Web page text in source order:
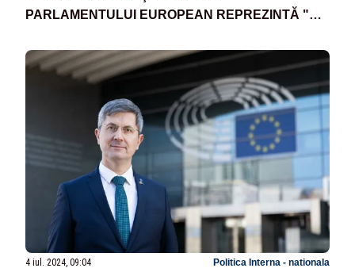
PARLAMENTULUI EUROPEAN REPREZINTĂ "UN
VALORILE PRO-EUROPENE REZISTĂ
4 iul. 2024, 09:04 Politica Interna - nationala